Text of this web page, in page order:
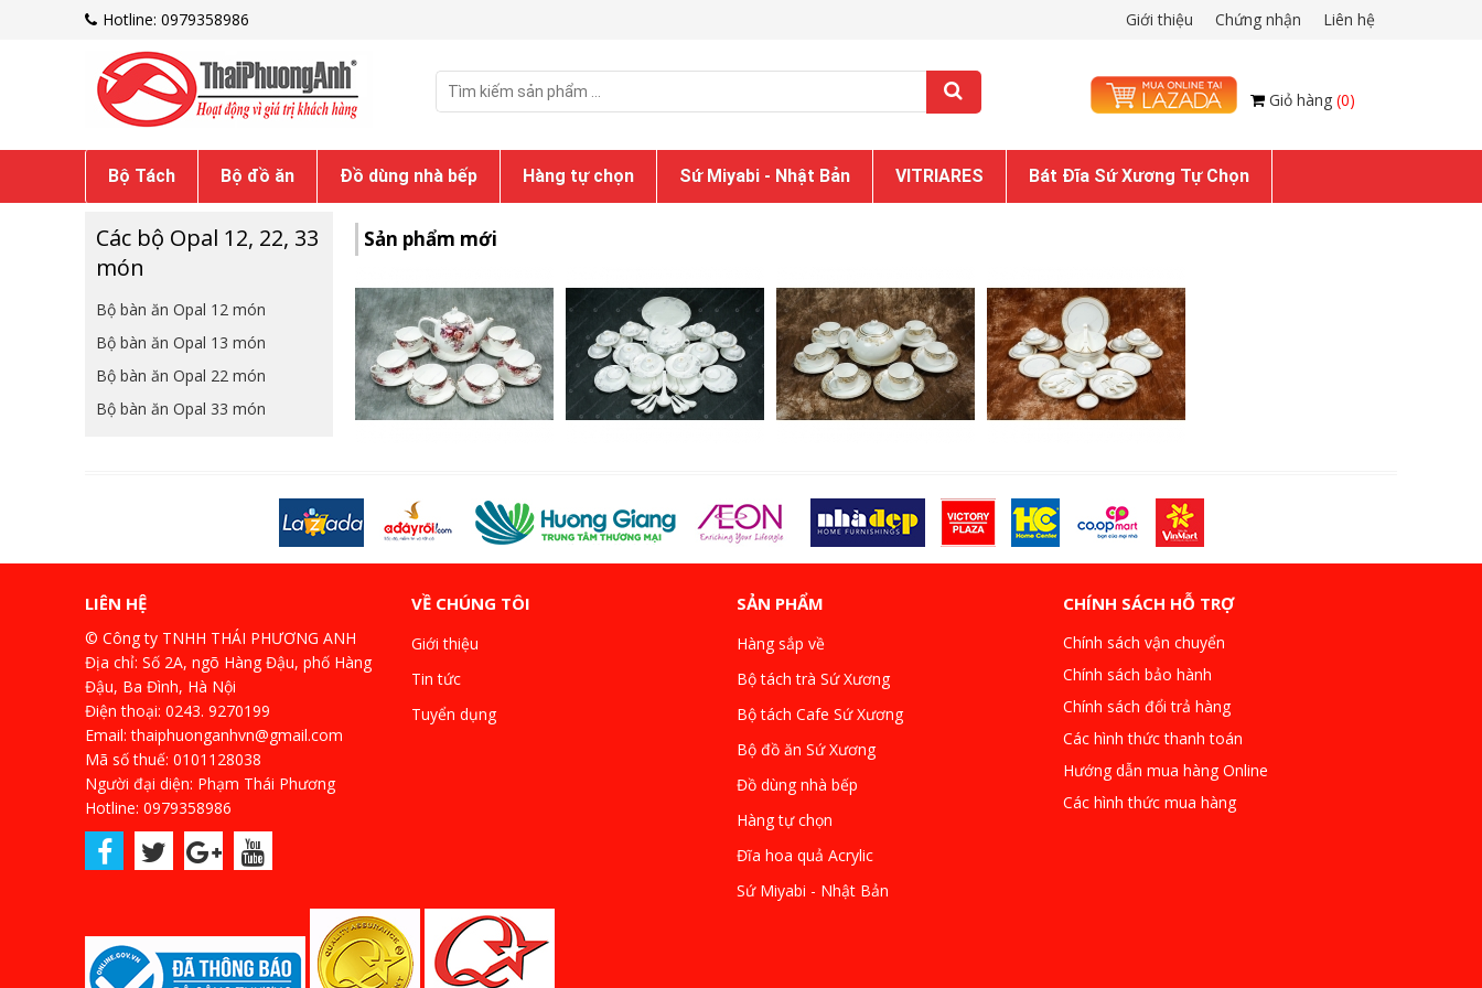
Hotline: 0979358986 Liên hệ
Chứng nhận
Giới thiệu
Giỏ hàng (0)
Bộ Tách Bộ đồ ăn Đồ dùng nhà bếp Hàng tự chọn Sứ Miyabi - Nhật Bản VITRIARES Bát Đĩa Sứ Xương Tự Chọn
Các bộ Opal 12, 22, 33
món
Bộ bàn ăn Opal 12 món
Bộ bàn ăn Opal 13 món
Bộ bàn ăn Opal 22 món
Bộ bàn ăn Opal 33 món
Sản phẩm mới
LIÊN HỆ
© Công ty TNHH THÁI PHƯƠNG ANH
Địa chỉ: Số 2A, ngõ Hàng Đậu, phố Hàng
Đậu, Ba Đình, Hà Nội
Điện thoại: 0243. 9270199
Email: thaiphuonganhvn@gmail.com
Mã số thuế: 0101128038
Người đại diện: Phạm Thái Phương
Hotline: 0979358986
VỀ CHÚNG TÔI
Giới thiệu
Tin tức
Tuyển dụng
SẢN PHẨM
Hàng sắp về
Bộ tách trà Sứ Xương
Bộ tách Cafe Sứ Xương
Bộ đồ ăn Sứ Xương
Đồ dùng nhà bếp
Hàng tự chọn
Đĩa hoa quả Acrylic
Sứ Miyabi - Nhật Bản
CHÍNH SÁCH HỖ TRỢ
Chính sách vận chuyển
Chính sách bảo hành
Chính sách đổi trả hàng
Các hình thức thanh toán
Hướng dẫn mua hàng Online
Các hình thức mua hàng